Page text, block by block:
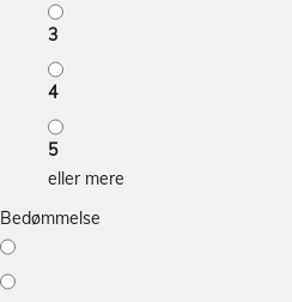
3
4
5
eller mere
Bedømmelse